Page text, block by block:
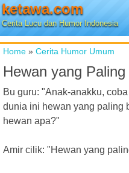
ketawa.com
Cerita Lucu dan Humor Indonesia
Home » Cerita Humor Umum
Hewan yang
Bu guru: "Anak-anakku,
dunia ini hewan yang paling
hewan apa?"
Amir cilik: "Hewan yang